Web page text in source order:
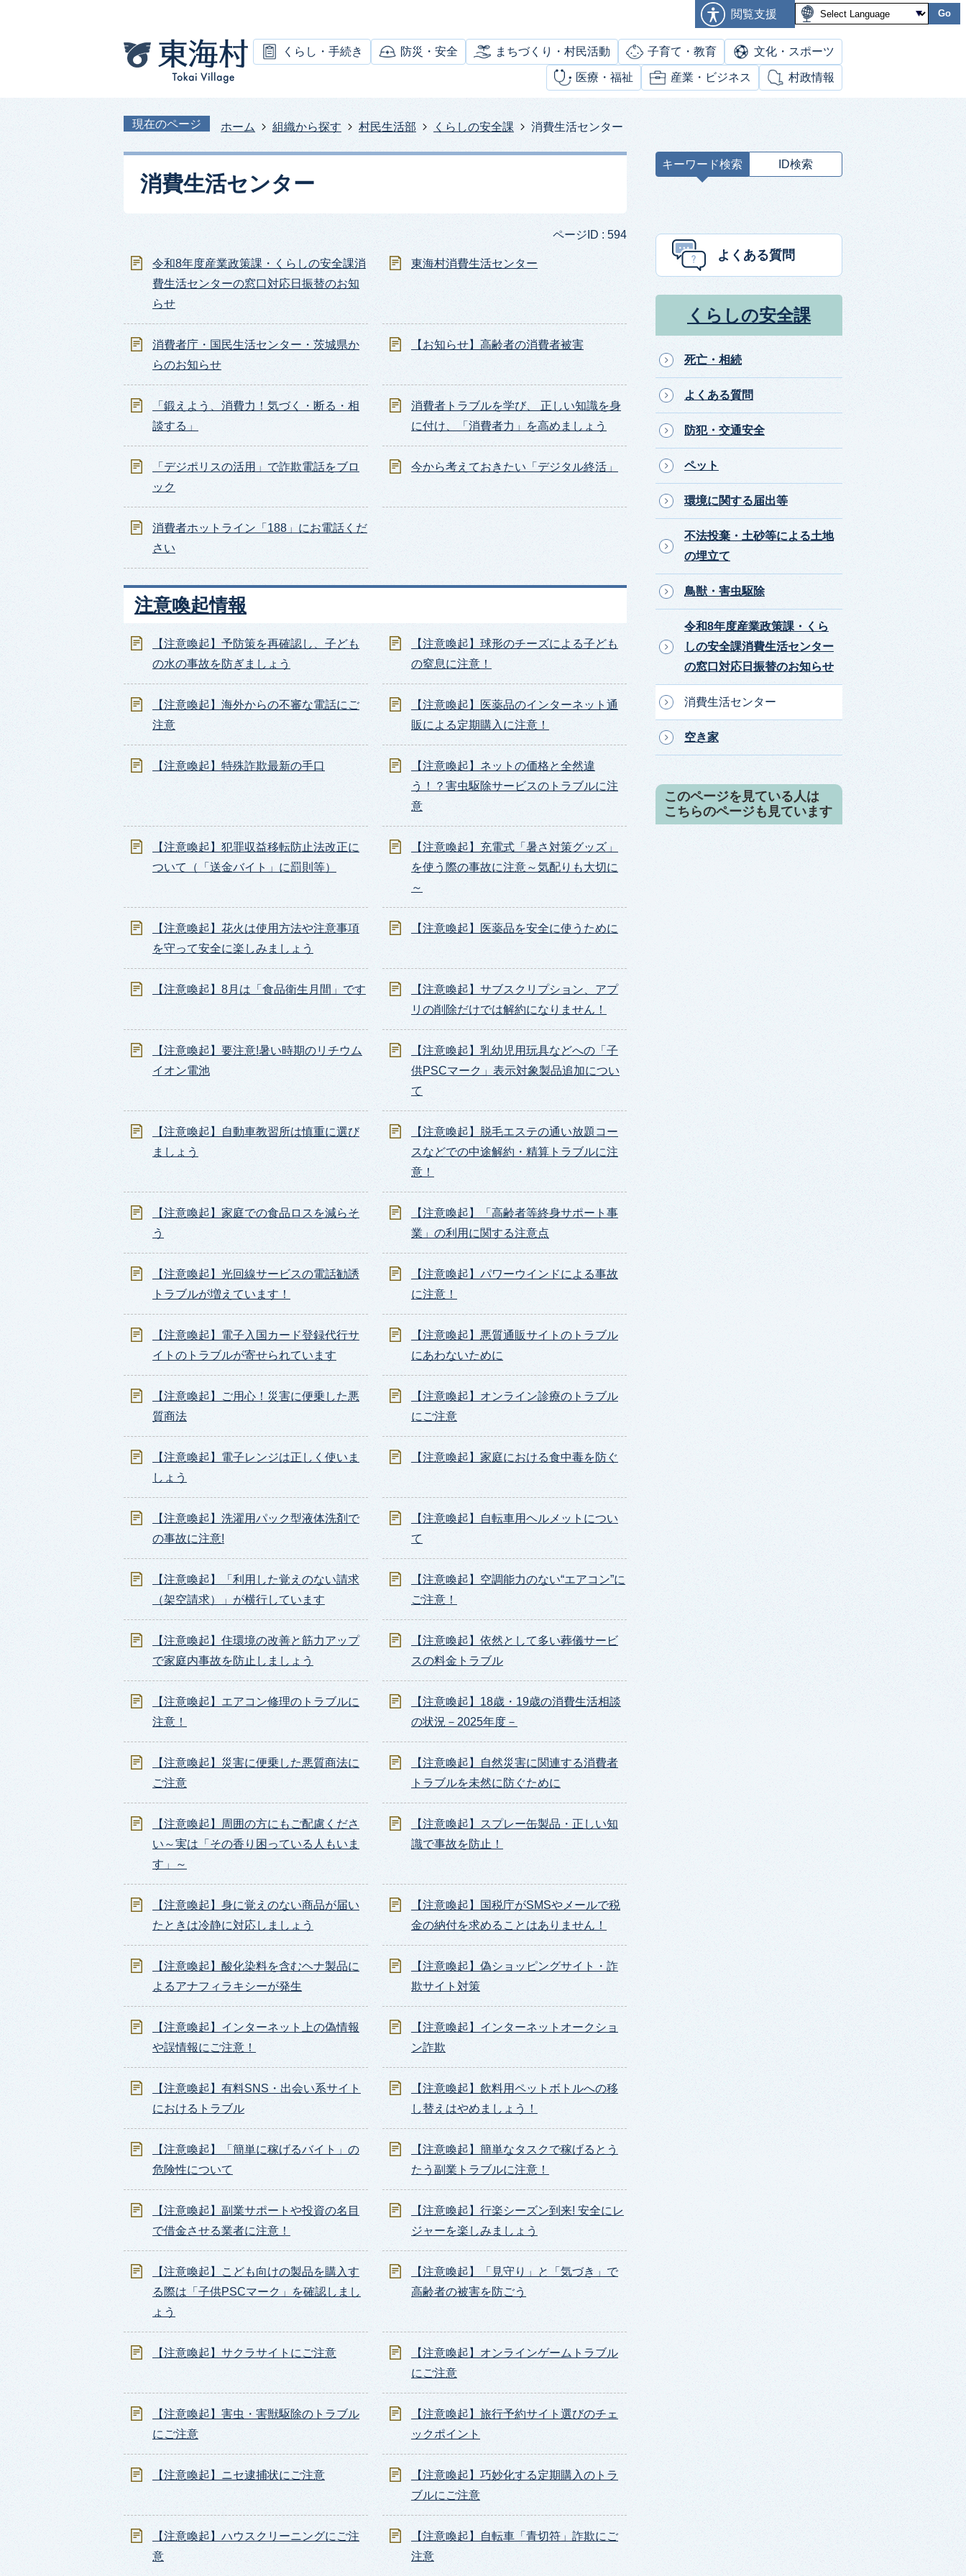
閲覧支援 Go
くらし・手続き 防災・安全 まちづくり・村民活動 子育て・教育 文化・スポーツ
医療・福祉 産業・ビジネス 村政情報
現在のページ ホーム 組織から探す 村民生活部 くらしの安全課 消費生活センター
消費生活センター
ページID : 594
令和8年度産業政策課・くらしの安全課消
費生活センターの窓口対応日振替のお知
らせ
東海村消費生活センター
消費者庁・国民生活センター・茨城県か
らのお知らせ
【お知らせ】高齢者の消費者被害
「鍛えよう、消費力！気づく・断る・相
談する」
消費者トラブルを学び、 正しい知識を身
に付け、「消費者力」を高めましょう
「デジポリスの活用」で詐欺電話をブロ
ック
今から考えておきたい「デジタル終活」
消費者ホットライン「188」にお電話くだ
さい
注意喚起情報
【注意喚起】予防策を再確認し、子ども
の水の事故を防ぎましょう
【注意喚起】球形のチーズによる子ども
の窒息に注意！
【注意喚起】海外からの不審な電話にご
注意
【注意喚起】医薬品のインターネット通
販による定期購入に注意！
【注意喚起】特殊詐欺最新の手口
【注意喚起】ネットの価格と全然違
う！？害虫駆除サービスのトラブルに注
意
【注意喚起】犯罪収益移転防止法改正に
ついて（「送金バイト」に罰則等）
【注意喚起】充電式「暑さ対策グッズ」
を使う際の事故に注意～気配りも大切に
～
【注意喚起】花火は使用方法や注意事項
を守って安全に楽しみましょう
【注意喚起】医薬品を安全に使うために
【注意喚起】8月は「食品衛生月間」です
【注意喚起】サブスクリプション、アプ
リの削除だけでは解約になりません！
【注意喚起】要注意!暑い時期のリチウム
イオン電池
【注意喚起】乳幼児用玩具などへの「子
供PSCマーク」表示対象製品追加につい
て
【注意喚起】自動車教習所は慎重に選び
ましょう
【注意喚起】脱毛エステの通い放題コー
スなどでの中途解約・精算トラブルに注
意！
【注意喚起】家庭での食品ロスを減らそ
う
【注意喚起】「高齢者等終身サポート事
業」の利用に関する注意点
【注意喚起】光回線サービスの電話勧誘
トラブルが増えています！
【注意喚起】パワーウインドによる事故
に注意！
【注意喚起】電子入国カード登録代行サ
イトのトラブルが寄せられています
【注意喚起】悪質通販サイトのトラブル
にあわないために
【注意喚起】ご用心！災害に便乗した悪
質商法
【注意喚起】オンライン診療のトラブル
にご注意
【注意喚起】電子レンジは正しく使いま
しょう
【注意喚起】家庭における食中毒を防ぐ
【注意喚起】洗濯用パック型液体洗剤で
の事故に注意!
【注意喚起】自転車用ヘルメットについ
て
【注意喚起】「利用した覚えのない請求
（架空請求）」が横行しています
【注意喚起】空調能力のない“エアコン”に
ご注意！
【注意喚起】住環境の改善と筋力アップ
で家庭内事故を防止しましょう
【注意喚起】依然として多い葬儀サービ
スの料金トラブル
【注意喚起】エアコン修理のトラブルに
注意！
【注意喚起】18歳・19歳の消費生活相談
の状況－2025年度－
【注意喚起】災害に便乗した悪質商法に
ご注意
【注意喚起】自然災害に関連する消費者
トラブルを未然に防ぐために
【注意喚起】周囲の方にもご配慮くださ
い～実は「その香り困っている人もいま
す」～
【注意喚起】スプレー缶製品・正しい知
識で事故を防止！
【注意喚起】身に覚えのない商品が届い
たときは冷静に対応しましょう
【注意喚起】国税庁がSMSやメールで税
金の納付を求めることはありません！
【注意喚起】酸化染料を含むヘナ製品に
よるアナフィラキシーが発生
【注意喚起】偽ショッピングサイト・詐
欺サイト対策
【注意喚起】インターネット上の偽情報
や誤情報にご注意！
【注意喚起】インターネットオークショ
ン詐欺
【注意喚起】有料SNS・出会い系サイト
におけるトラブル
【注意喚起】飲料用ペットボトルへの移
し替えはやめましょう！
【注意喚起】「簡単に稼げるバイト」の
危険性について
【注意喚起】簡単なタスクで稼げるとう
たう副業トラブルに注意！
【注意喚起】副業サポートや投資の名目
で借金させる業者に注意！
【注意喚起】行楽シーズン到来! 安全にレ
ジャーを楽しみましょう
【注意喚起】こども向けの製品を購入す
る際は「子供PSCマーク」を確認しまし
ょう
【注意喚起】「見守り」と「気づき」で
高齢者の被害を防ごう
【注意喚起】サクラサイトにご注意
【注意喚起】オンラインゲームトラブル
にご注意
【注意喚起】害虫・害獣駆除のトラブル
にご注意
【注意喚起】旅行予約サイト選びのチェ
ックポイント
【注意喚起】ニセ逮捕状にご注意
【注意喚起】巧妙化する定期購入のトラ
ブルにご注意
【注意喚起】ハウスクリーニングにご注
意
【注意喚起】自転車「青切符」詐欺にご
注意
キーワード検索 ID検索
ー
よくある質問
くらしの安全課
死亡・相続
よくある質問
防犯・交通安全
ペット
環境に関する届出等
不法投棄・土砂等による土地
の埋立て
鳥獣・害虫駆除
令和8年度産業政策課・くら
しの安全課消費生活センター
の窓口対応日振替のお知らせ
消費生活センター
空き家
このページを見ている人は
こちらのページも見ています